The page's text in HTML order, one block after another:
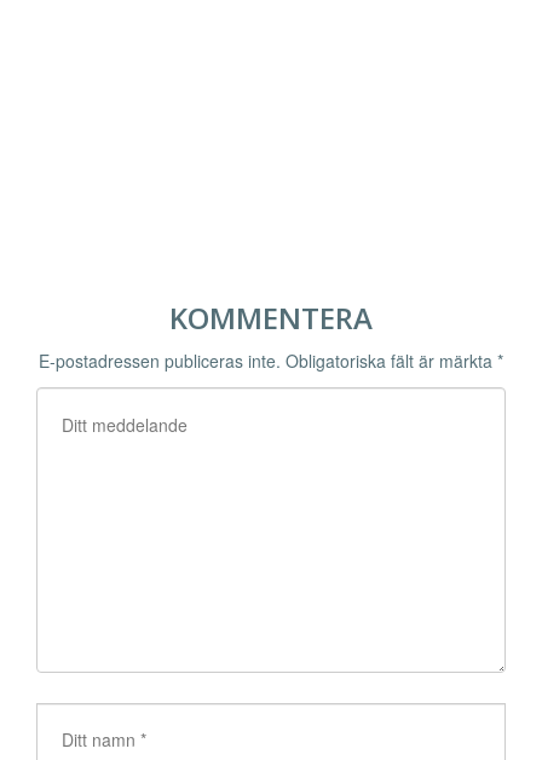
KOMMENTERA
E-postadressen publiceras inte. Obligatoriska fält är märkta *